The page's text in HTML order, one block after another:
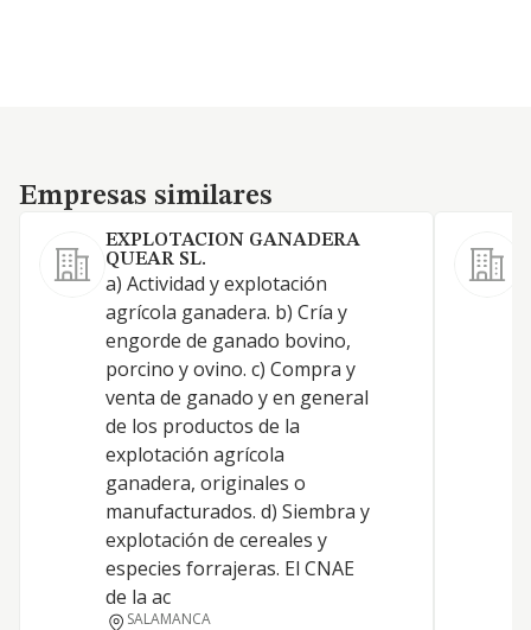
Empresas similares
Empresas similares
EXPLOTACION GANADERA
QUEAR SL.
a) Actividad y explotación
agrícola ganadera. b) Cría y
engorde de ganado bovino,
porcino y ovino. c) Compra y
venta de ganado y en general
de los productos de la
explotación agrícola
ganadera, originales o
manufacturados. d) Siembra y
explotación de cereales y
especies forrajeras. El CNAE
de la ac
SALAMANCA